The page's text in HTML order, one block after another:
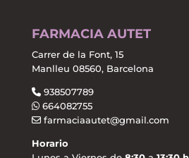
FARMACIA AUTET
Carrer de la Font, 15
Manlleu 08560, Barcelona
938507789
664082755
farmaciaautet@gmail.com
Horario